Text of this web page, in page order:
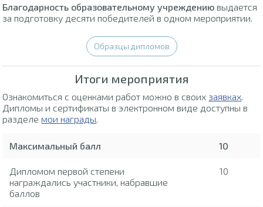
Благодарность образовательному учреждению выдается
за подготовку десяти победителей в одном мероприятии.
Образцы дипломов
Итоги мероприятия
Ознакомиться с оценками работ можно в своих заявках.
Дипломы и сертификаты в электронном виде доступны в
разделемои награды.
Максимальный балл 10
Дипломом первой степени
награждались участники, набравшие
баллов
10